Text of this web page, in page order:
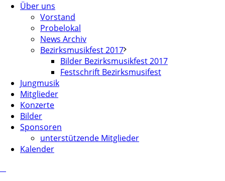
Über uns
Vorstand
Probelokal
News Archiv
Bezirksmusikfest 2017
Bilder Bezirksmusikfest 2017
Festschrift Bezirksmusifest
Jungmusik
Mitglieder
Konzerte
Bilder
Sponsoren
unterstützende Mitglieder
Kalender